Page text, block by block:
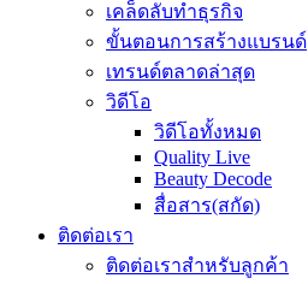
เคล็ดลับทำธุรกิจ
ขั้นตอนการสร้างแบรนด์
เทรนด์ตลาดล่าสุด
วิดีโอ
วิดีโอทั้งหมด
Quality Live
Beauty Decode
สื่อสาร(สกัด)
ติดต่อเรา
ติดต่อเราสำหรับลูกค้า